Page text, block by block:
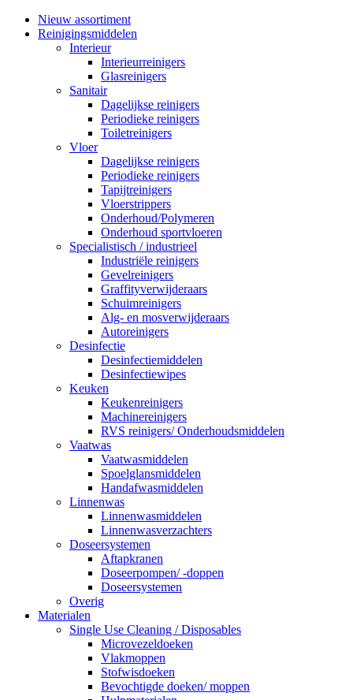
Nieuw assortiment
Reinigingsmiddelen
Interieur
Interieurreinigers
Glasreinigers
Sanitair
Dagelijkse reinigers
Periodieke reinigers
Toiletreinigers
Vloer
Dagelijkse reinigers
Periodieke reinigers
Tapijtreinigers
Vloerstrippers
Onderhoud/Polymeren
Onderhoud sportvloeren
Specialistisch / industrieel
Industriële reinigers
Gevelreinigers
Graffityverwijderaars
Schuimreinigers
Alg- en mosverwijderaars
Autoreinigers
Desinfectie
Desinfectiemiddelen
Desinfectiewipes
Keuken
Keukenreinigers
Machinereinigers
RVS reinigers/ Onderhoudsmiddelen
Vaatwas
Vaatwasmiddelen
Spoelglansmiddelen
Handafwasmiddelen
Linnenwas
Linnenwasmiddelen
Linnenwasverzachters
Doseersystemen
Aftapkranen
Doseerpompen/ -doppen
Doseersystemen
Overig
Materialen
Single Use Cleaning / Disposables
Microvezeldoeken
Vlakmoppen
Stofwisdoeken
Bevochtigde doeken/ moppen